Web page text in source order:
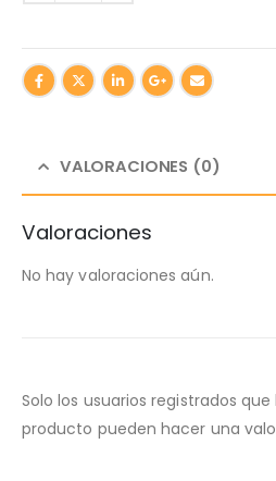
VALORACIONES (0)
Valoraciones
No hay valoraciones aún.
Solo los usuarios registrados
producto pueden hacer una